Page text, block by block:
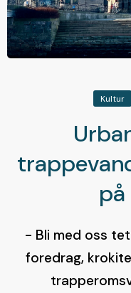
Kultur
- Bli med oss
foredrag,